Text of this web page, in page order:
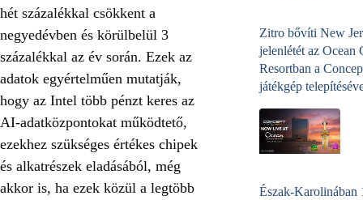
hét százalékkal csökkent a
negyedévben és körülbelül 3
százalékkal az év során. Ezek az
adatok egyértelműen mutatják,
hogy az Intel több pénzt keres az
AI-adatközpontokat működtető,
ezekhez szükséges értékes chipek
és alkatrészek eladásából, még
akkor is, ha ezek közül a legtöbb
Zitro bővíti New
jelenlétét az Ocean
Resortban a
játékgép
Észak-Karolinában